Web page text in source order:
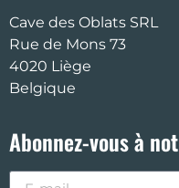
Cave des Oblats SRL
Rue de Mons 73
4020 Liège
Belgique
Abonnez-vous à